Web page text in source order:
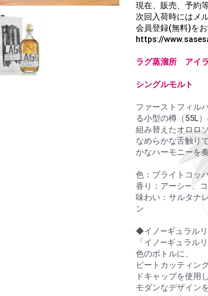
現在、販売、予約
次回入荷時にはメ
会員登録(無料)をお
https://
ラグ蒸溜所 アイ
シングルモルト
ファーストフィル
る小型の樽（55L
組み替えたオロロ
なめらかな舌触り
かなハーモニーを
色：ブライトコッ
香り：アーシ―、
味わい：サルタナ
ン
◆イノ―ギュラル
「イノ―ギュラル
色のボトルに、
ピートカッティン
ドキャップを使用
モダンなデザイン